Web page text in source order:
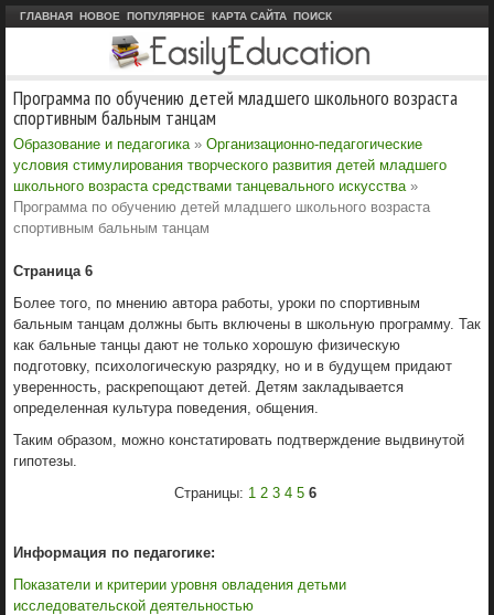
ГЛАВНАЯ НОВОЕ ПОПУЛЯРНОЕ КАРТА САЙТА ПОИСК
Программа по обучению детей младшего школьного возраста
спортивным бальным танцам
Образование и педагогика » Организационно-педагогические
условия стимулирования творческого развития детей младшего
школьного возраста средствами танцевального искусства »
Программа по обучению детей младшего школьного возраста
спортивным бальным танцам
Страница 6
Более того, по мнению автора работы, уроки по спортивным
бальным танцам должны быть включены в школьную программу. Так
как бальные танцы дают не только хорошую физическую
подготовку, психологическую разрядку, но и в будущем придают
уверенность, раскрепощают детей. Детям закладывается
определенная культура поведения, общения.
Таким образом, можно констатировать подтверждение выдвинутой
гипотезы.
Страницы: 1 2 3 4 5 6
Информация по педагогике:
Показатели и критерии уровня овладения детьми
исследовательской деятельностью